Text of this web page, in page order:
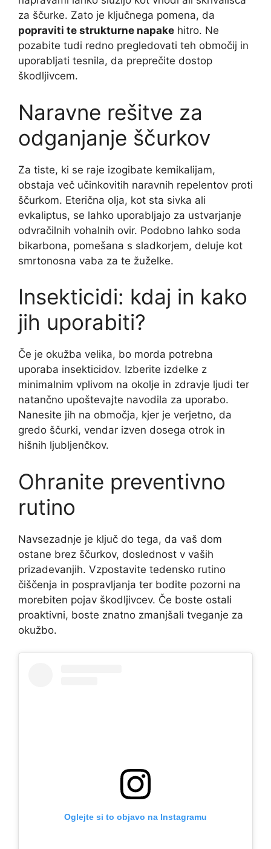
za ščurke. Zato je ključnega pomena, da
popraviti te strukturne napake hitro. Ne
pozabite tudi redno pregledovati teh območij in
uporabljati tesnila, da preprečite dostop
škodljivcem.
Naravne rešitve za
odganjanje ščurkov
Za tiste, ki se raje izogibate kemikalijam,
obstaja več učinkovitih naravnih repelentov proti
ščurkom. Eterična olja, kot sta sivka ali
evkaliptus, se lahko uporabljajo za ustvarjanje
odvračilnih vohalnih ovir. Podobno lahko soda
bikarbona, pomešana s sladkorjem, deluje kot
smrtonosna vaba za te žuželke.
Insekticidi: kdaj in kako
jih uporabiti?
Če je okužba velika, bo morda potrebna
uporaba insekticidov. Izberite izdelke z
minimalnim vplivom na okolje in zdravje ljudi ter
natančno upoštevajte navodila za uporabo.
Nanesite jih na območja, kjer je verjetno, da
gredo ščurki, vendar izven dosega otrok in
hišnih ljubljenčkov.
Ohranite preventivno
rutino
Navsezadnje je ključ do tega, da vaš dom
ostane brez ščurkov, doslednost v vaših
prizadevanjih. Vzpostavite tedensko rutino
čiščenja in pospravljanja ter bodite pozorni na
morebiten pojav škodljivcev. Če boste ostali
proaktivni, boste znatno zmanjšali tveganje za
okužbo.
Oglejte si to objavo na Instagramu